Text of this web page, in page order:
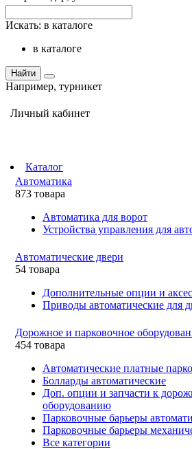
Искать: в каталоге
в каталоге
Найти
Например, турникет
Личный кабинет
Каталог
Автоматика
873 товара
Автоматика для ворот
Устройства управления для
Автоматические двери
54 товара
Дополнительные опции и
Приводы автоматические для
Дорожное и парковочное
454 товара
Автоматические платные
Болларды автоматические
Доп. опции и запчасти к
оборудованию
Парковочные барьеры
Парковочные барьеры
Все категории